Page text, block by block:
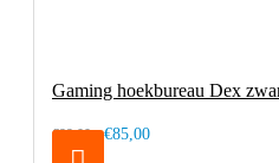
Gaming hoekbureau Dex
€99,00 €85,00